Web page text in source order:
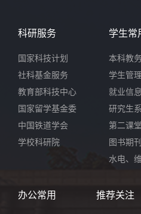
科研服务
国家科技计划
社科基金服务
教育部科技中心
国家留学基金委
中国铁道学会
学校科研院
学生常
本科教
学生管
就业信
研究生
第二课
图书期
水电、
办公常用 推荐关注